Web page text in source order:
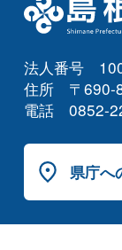
法人番号
住所 〒690-
電話 0852-
県庁へ